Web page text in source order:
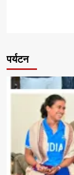
पर्यटन